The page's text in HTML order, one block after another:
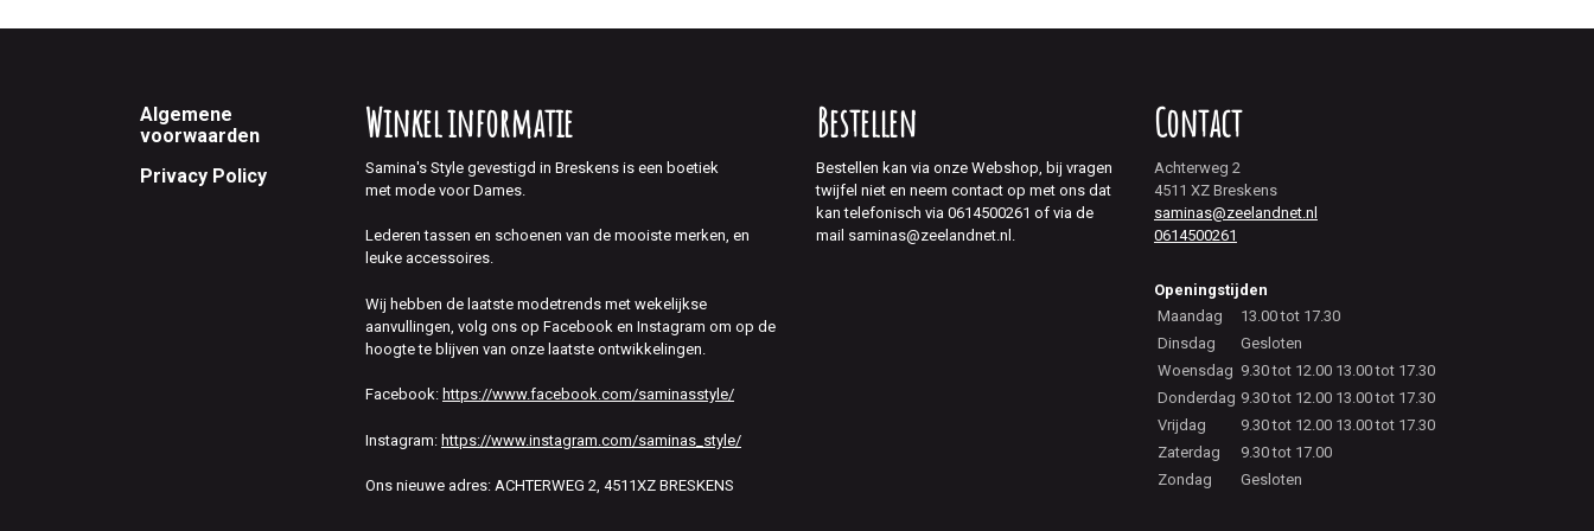
Footer
Algemene
voorwaarden
Privacy Policy
Winkel informatie
Samina's Style gevestigd in Breskens is een boetiek
met mode voor Dames.
Lederen tassen en schoenen van de mooiste merken, en
leuke accessoires.
Wij hebben de laatste modetrends met wekelijkse
aanvullingen, volg ons op Facebook en Instagram om op de
hoogte te blijven van onze laatste ontwikkelingen.
Facebook: https://www.facebook.com/saminasstyle/
Instagram: https://www.instagram.com/saminas_style/
Ons nieuwe adres: ACHTERWEG 2, 4511XZ BRESKENS
Bestellen
Bestellen kan via onze Webshop, bij vragen
twijfel niet en neem contact op met ons dat
kan telefonisch via 0614500261 of via de
mail saminas@zeelandnet.nl.
Contact
Achterweg 2
4511 XZ Breskens
saminas@zeelandnet.nl
0614500261
Openingstijden
Maandag
13.00 tot 17.30
Dinsdag
Gesloten
Woensdag 9.30 tot 12.00 13.00 tot 17.30
Donderdag 9.30 tot 12.00 13.00 tot 17.30
Vrijdag
9.30 tot 12.00 13.00 tot 17.30
Zaterdag
9.30 tot 17.00
Zondag
Gesloten